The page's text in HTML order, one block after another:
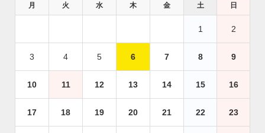
月 火 水 木 金 土 日
1 2
3 4 5 6 7 8 9
10 11 12 13 14 15 16
17 18 19 20 21 22 23